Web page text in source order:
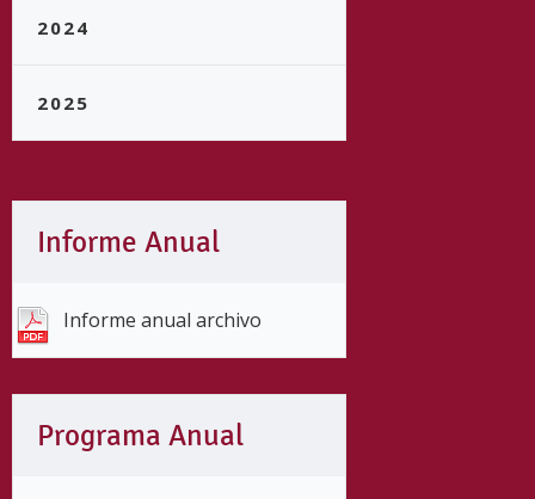
2024
2025
Informe Anual
Informe anual archivo
Programa Anual